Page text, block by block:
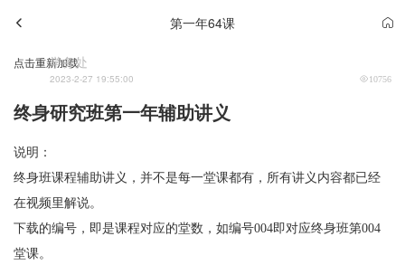
第一年64课
点击重新加载
学务处
2023-2-27 19:55:00 10756
终身研究班第一年辅助讲义
说明：
终身班课程辅助讲义，并不是每一堂课都有，所有讲义内容都已经
在视频里解说。
下载的编号，即是课程对应的堂数，如编号004即对应终身班第004
堂课。